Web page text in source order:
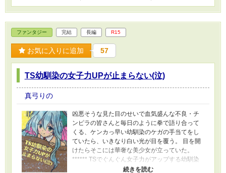
ファンタジー 完結 長編 R15
お気に入りに追加 57
TS幼馴染の女子力UPが止まらない(泣)
真弓りの
凶悪そうな見た目のせいで血気盛んな不良・チ
ンピラの皆さんと毎日のように拳で語り合って
くる、ケンカっ早い幼馴染のケガの手当てをし
ていたら、いきなり白い光が目を覆う。 目を開
けたらそこには華奢な美少女が立っていた。
****** TSでぐんぐん女子力がアップする幼馴染
に戸惑う主人公のおたおたっぷりをお楽しみく